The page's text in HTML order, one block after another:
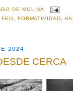
DE MOLINA
,FEO FORMATIVIDAD ,
2024
CERCA